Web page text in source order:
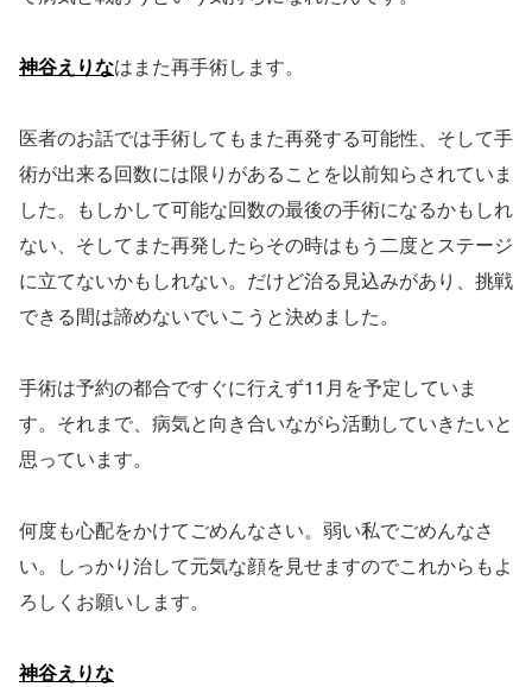
神谷えりなはまた再手術します。
医者のお話では手術してもまた再発する可能性、そして手
術が出来る回数には限りがあることを以前知らされていま
した。もしかして可能な回数の最後の手術になるかもしれ
ない、そしてまた再発したらその時はもう二度とステージ
に立てないかもしれない。だけど治る見込みがあり、挑戦
できる間は諦めないでいこうと決めました。
手術は予約の都合ですぐに行えず11月を予定していま
す。それまで、病気と向き合いながら活動していきたいと
思っています。
何度も心配をかけてごめんなさい。弱い私でごめんなさ
い。しっかり治して元気な顔を見せますのでこれからもよ
ろしくお願いします。
神谷えりな